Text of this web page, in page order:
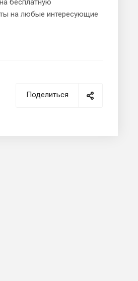
бесплатную
на любые интересующие
Поделиться